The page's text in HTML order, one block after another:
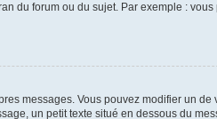
du forum ou du sujet. Par exemple :
messages. Vous pouvez modifier un
un petit texte situé en dessous du